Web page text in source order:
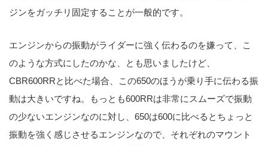
ジンをガッチリ固定することが一般的です。
エンジンからの振動がライダーに強く伝わるのを嫌って、こ
のような方式にしたのかな、とも思いましたけど、
CBR600RRと比べた場合、この650のほうが乗り手に伝わる振
動は大きいですね。もっとも600RRは非常にスムーズで振動
の少ないエンジンなのに対し、650は600に比べるとちょっと
振動を強く感じさせるエンジンなので、それぞれのマウント